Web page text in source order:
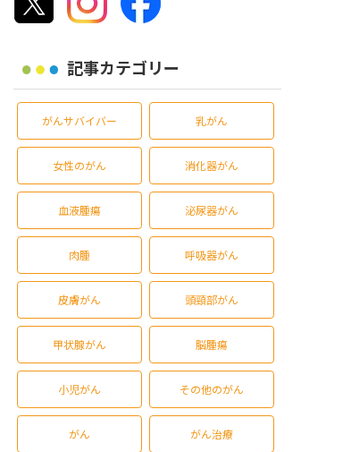
記事カテゴリー
がんサバイバー 乳がん
女性のがん 消化器がん
血液腫瘍 泌尿器がん
肉腫 呼吸器がん
皮膚がん 頭頸部がん
甲状腺がん 脳腫瘍
小児がん その他のがん
がん がん治療